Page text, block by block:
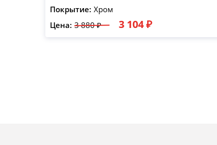
Покрытие: Хром
Цена: 3 880 ₽ 3 104 ₽